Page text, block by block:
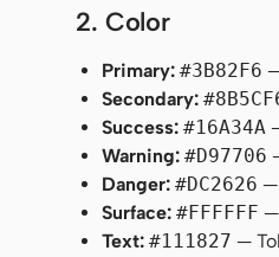
2. Color
Primary: #3B82F6
Secondary:
Success: #16A34A
Warning: #D97706
Danger: #DC2626 —
Surface: #FFFFFF —
Text: #111827 —